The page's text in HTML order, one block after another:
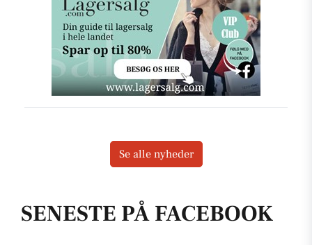
SENESTE PÅ FACEBOOK
Se alle nyheder